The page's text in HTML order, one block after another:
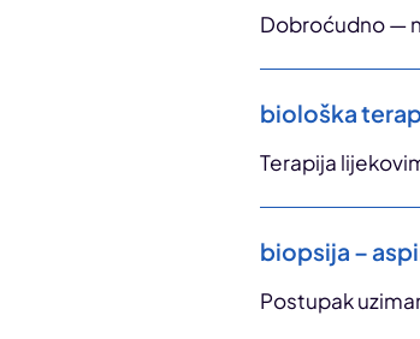
Dobroćudno —
biološka
Terapija
biopsija –
Postupak